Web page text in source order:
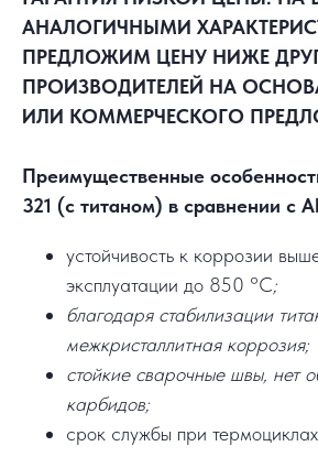
АНАЛОГИЧНЫМИ
ПРЕДЛОЖИМ ЦЕНУ НИЖЕ
ПРОИЗВОДИТЕЛЕЙ НА
ИЛИ КОММЕРЧЕСКОГО
Преимущественные
321 (с титаном) в сравнении с
устойчивость к коррозии
эксплуатации до 850 °C;
благодаря стабилизации
межкристаллитная коррозия;
стойкие сварочные швы, нет
карбидов;
срок службы при